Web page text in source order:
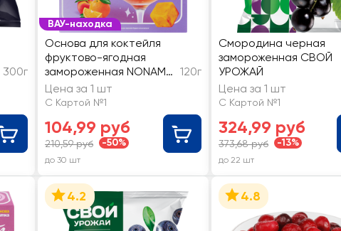
300г
ВАУ-находка
Основа для коктейля
фруктово-ягодная
замороженная NONAME
Беллини, из персика с
соком апельсина
120г
Цена за 1 шт
С Картой №1
104,99 руб
210,59 руб -50%
до 30 шт
Смородина черная
замороженная СВОЙ
УРОЖАЙ
Цена за 1 шт
С Картой №1
324,99 руб
373,68 руб -13%
до 22 шт
4.2 4.8